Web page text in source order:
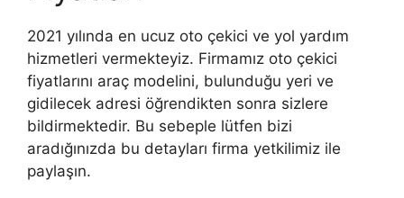
2021 yılında en ucuz oto çekici ve yol yardım
hizmetleri vermekteyiz. Firmamız oto çekici
fiyatlarını araç modelini, bulunduğu yeri ve
gidilecek adresi öğrendikten sonra sizlere
bildirmektedir. Bu sebeple lütfen bizi
aradığınızda bu detayları firma yetkilimiz ile
paylaşın.